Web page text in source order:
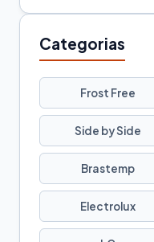
Categorias
Frost Free
Side by Side
Brastemp
Electrolux